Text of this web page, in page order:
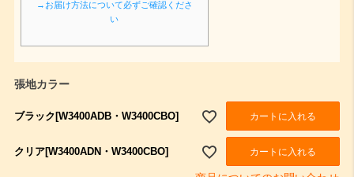
→お届け方法について必ずご確認くださ
い
張地カラー
ブラック[W3400ADB・W3400CBO] カートに入れる
クリア[W3400ADN・W3400CBO] カートに入れる